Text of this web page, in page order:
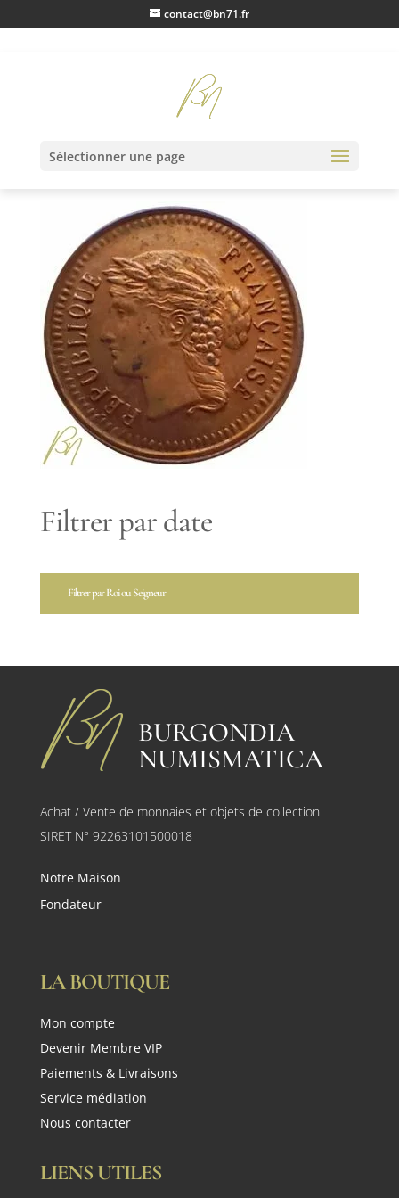
contact@bn71.fr
Sélectionner une page
IMG20230123100222
Filtrer par date
Filtrer par Roi ou Seigneur
BURGONDIA
NUMISMATICA
Achat / Vente de monnaies et objets de collection
SIRET N° 92263101500018
Notre Maison
Fondateur
LA BOUTIQUE
Mon compte
Devenir Membre VIP
Paiements & Livraisons
Service médiation
Nous contacter
LIENS UTILES